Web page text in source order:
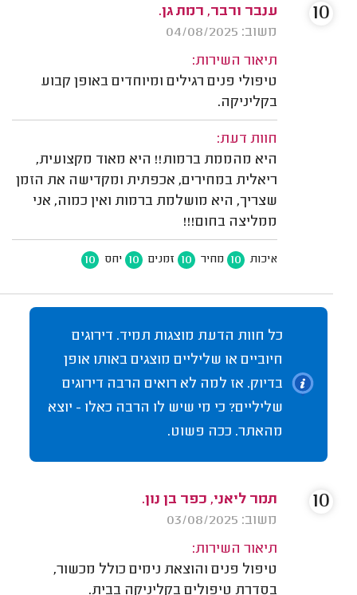
ענבר ורבר, רמת גן.
משוב: 04/08/2025
תיאור השירות:
טיפולי פנים רגילים ומיוחדים באופן קבוע
בקליניקה.
חוות דעת:
היא מהממת ברמות!! היא מאוד מקצועית,
ריאלית במחירים, אכפתית ומקדישה את הזמן
שצריך, היא מושלמת ברמות ואין כמוה, אני
ממליצה בחום!!!
איכות 10 מחיר 10 זמנים 10 יחס 10
10
כל חוות הדעת מוצגות תמיד. דירוגים
חיוביים או שליליים מוצגים באותו אופן
בדיוק. אז למה לא רואים הרבה דירוגים
שליליים? כי מי שיש לו הרבה כאלו - יוצא
מהאתר. ככה פשוט.
תמר ליאני, כפר בן נון.
משוב: 03/08/2025
תיאור השירות:
טיפול פנים והוצאת נימים כולל מכשור,
בסדרת טיפולים בקליניקה בבית.
10